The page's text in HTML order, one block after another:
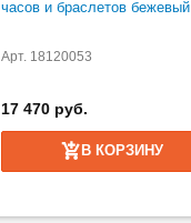
часов и браслетов бежевый
Арт. 18120053
17 470 руб.
В КОРЗИНУ